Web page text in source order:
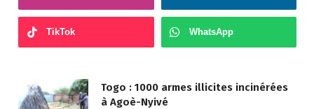
TikTok WhatsApp
Togo : 1000 armes illicites incinérées
à Agoè-Nyivé